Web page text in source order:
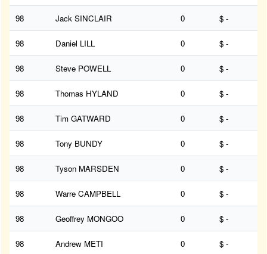
98 Jack SINCLAIR 0 $ -
98 Daniel LILL 0 $ -
98 Steve POWELL 0 $ -
98 Thomas HYLAND 0 $ -
98 Tim GATWARD 0 $ -
98 Tony BUNDY 0 $ -
98 Tyson MARSDEN 0 $ -
98 Warre CAMPBELL 0 $ -
98 Geoffrey MONGOO 0 $ -
98 Andrew METI 0 $ -